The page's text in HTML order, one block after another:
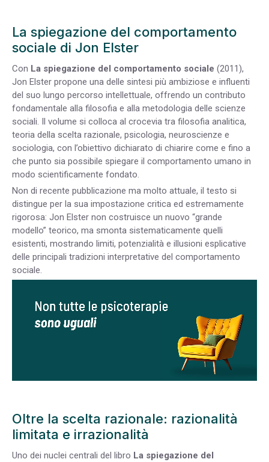
La spiegazione del comportamento
sociale di Jon Elster
Con La spiegazione del comportamento sociale (2011),
Jon Elster propone una delle sintesi più ambiziose e influenti
del suo lungo percorso intellettuale, offrendo un contributo
fondamentale alla filosofia e alla metodologia delle scienze
sociali. Il volume si colloca al crocevia tra filosofia analitica,
teoria della scelta razionale, psicologia, neuroscienze e
sociologia, con l’obiettivo dichiarato di chiarire come e fino a
che punto sia possibile spiegare il comportamento umano in
modo scientificamente fondato.
Non di recente pubblicazione ma molto attuale, il testo si
distingue per la sua impostazione critica ed estremamente
rigorosa: Jon Elster non costruisce un nuovo “grande
modello” teorico, ma smonta sistematicamente quelli
esistenti, mostrando limiti, potenzialità e illusioni esplicative
delle principali tradizioni interpretative del comportamento
sociale.
Oltre la scelta razionale: razionalità
limitata e irrazionalità
Uno dei nuclei centrali del libro La spiegazione del